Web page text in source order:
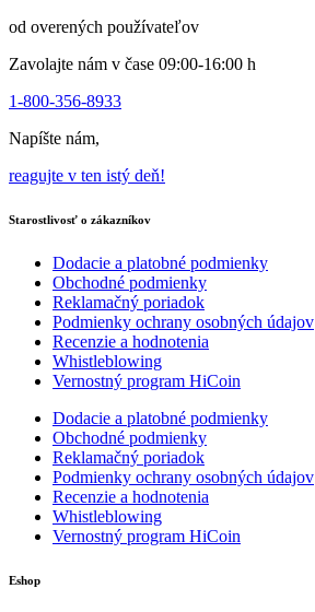
od overených používateľov
Zavolajte nám v čase 09:00-16:00 h
1-800-356-8933
Napíšte nám,
reagujte v ten istý deň!
Starostlivosť o zákazníkov
Dodacie a platobné podmienky
Obchodné podmienky
Reklamačný poriadok
Podmienky ochrany osobných údajov
Recenzie a hodnotenia
Whistleblowing
Vernostný program HiCoin
Dodacie a platobné podmienky
Obchodné podmienky
Reklamačný poriadok
Podmienky ochrany osobných údajov
Recenzie a hodnotenia
Whistleblowing
Vernostný program HiCoin
Eshop